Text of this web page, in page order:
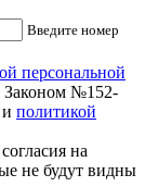
Введите номер
персональной
Законом №152-
политикой
на
не будут видны